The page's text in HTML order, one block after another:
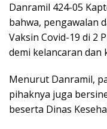
Danramil 424-05
bahwa, pengawalan
Vaksin Covid-19 di 2
demi kelancaran dan
Menurut Danramil,
pihaknya juga
beserta Dinas